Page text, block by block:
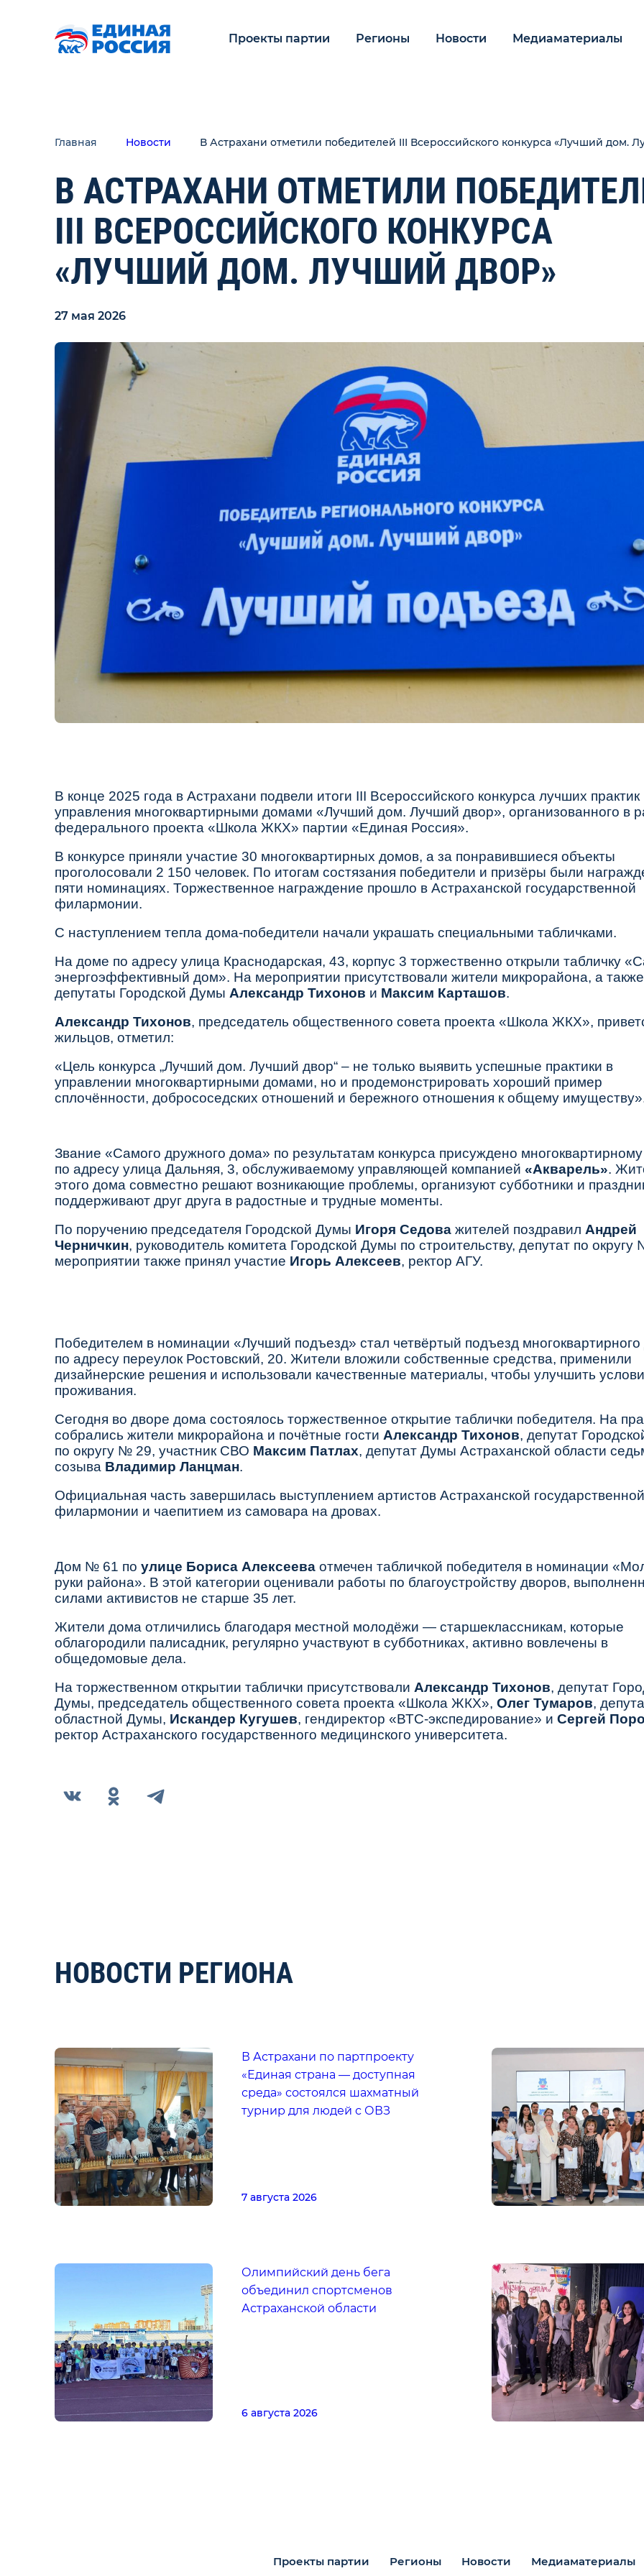
Проекты партии Регионы Новости Медиаматериалы
Главная Новости В Астрахани отметили победителей III Всероссийского конкурса «Лучший дом.
В АСТРАХАНИ ОТМЕТИЛИ
III ВСЕРОССИЙСКОГО КОНКУРСА
«ЛУЧШИЙ ДОМ. ЛУЧШИЙ ДВОР»
27 мая 2026
В конце 2025 года в Астрахани подвели итоги III Всероссийского конкурса лучших практик
управления многоквартирными домами «Лучший дом. Лучший двор», организованного в
федерального проекта «Школа ЖКХ» партии «Единая Россия».
В конкурсе приняли участие 30 многоквартирных домов, а за понравившиеся объекты
проголосовали 2 150 человек. По итогам состязания победители и призёры были
пяти номинациях. Торжественное награждение прошло в Астраханской государственной
филармонии.
С наступлением тепла дома‑победители начали украшать специальными табличками.
На доме по адресу улица Краснодарская, 43, корпус 3 торжественно открыли табличку
энергоэффективный дом». На мероприятии присутствовали жители микрорайона, а также
депутаты Городской Думы Александр Тихонов и Максим Карташов.
Александр Тихонов, председатель общественного совета проекта «Школа ЖКХ»,
жильцов, отметил:
«Цель конкурса „Лучший дом. Лучший двор“ – не только выявить успешные практики в
управлении многоквартирными домами, но и продемонстрировать хороший пример
сплочённости, добрососедских отношений и бережного отношения к общему
Звание «Самого дружного дома» по результатам конкурса присуждено
по адресу улица Дальняя, 3, обслуживаемому управляющей компанией «Акварель».
этого дома совместно решают возникающие проблемы, организуют субботники и
поддерживают друг друга в радостные и трудные моменты.
По поручению председателя Городской Думы Игоря Седова жителей поздравил Андрей
Черничкин, руководитель комитета Городской Думы по строительству, депутат по
мероприятии также принял участие Игорь Алексеев, ректор АГУ.
Победителем в номинации «Лучший подъезд» стал четвёртый подъезд
по адресу переулок Ростовский, 20. Жители вложили собственные средства, применили
дизайнерские решения и использовали качественные материалы, чтобы улучшить
проживания.
Сегодня во дворе дома состоялось торжественное открытие таблички победителя. На
собрались жители микрорайона и почётные гости Александр Тихонов, депутат
по округу № 29, участник СВО Максим Патлах, депутат Думы Астраханской области
созыва Владимир Ланцман.
Официальная часть завершилась выступлением артистов Астраханской государственной
филармонии и чаепитием из самовара на дровах.
Дом № 61 по улице Бориса Алексеева отмечен табличкой победителя в номинации
руки района». В этой категории оценивали работы по благоустройству дворов,
силами активистов не старше 35 лет.
Жители дома отличились благодаря местной молодёжи — старшеклассникам, которые
облагородили палисадник, регулярно участвуют в субботниках, активно вовлечены в
общедомовые дела.
На торжественном открытии таблички присутствовали Александр Тихонов, депутат
Думы, председатель общественного совета проекта «Школа ЖКХ», Олег Тумаров,
областной Думы, Искандер Кугушев, гендиректор «ВТС‑экспедирование» и Сергей
ректор Астраханского государственного медицинского университета.
НОВОСТИ РЕГИОНА
В Астрахани по партпроекту
«Единая страна — доступная
среда» состоялся шахматный
турнир для людей с ОВЗ
7 августа 2026
Олимпийский день бега
объединил спортсменов
Астраханской области
6 августа 2026
Проекты партии Регионы Новости Медиаматериалы